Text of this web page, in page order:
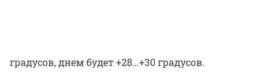
градусов, днем будет +28…+30 градусов.